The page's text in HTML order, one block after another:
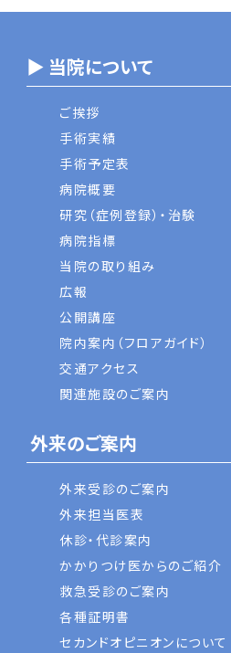
▶ 当院について
ご挨拶
手術実績
手術予定表
病院概要
研究（症例登録）・治験
病院指標
当院の取り組み
広報
公開講座
院内案内（フロアガイド）
交通アクセス
関連施設のご案内
外来のご案内
外来受診のご案内
外来担当医表
休診・代診案内
かかりつけ医からのご紹介
救急受診のご案内
各種証明書
セカンドオピニオンについて